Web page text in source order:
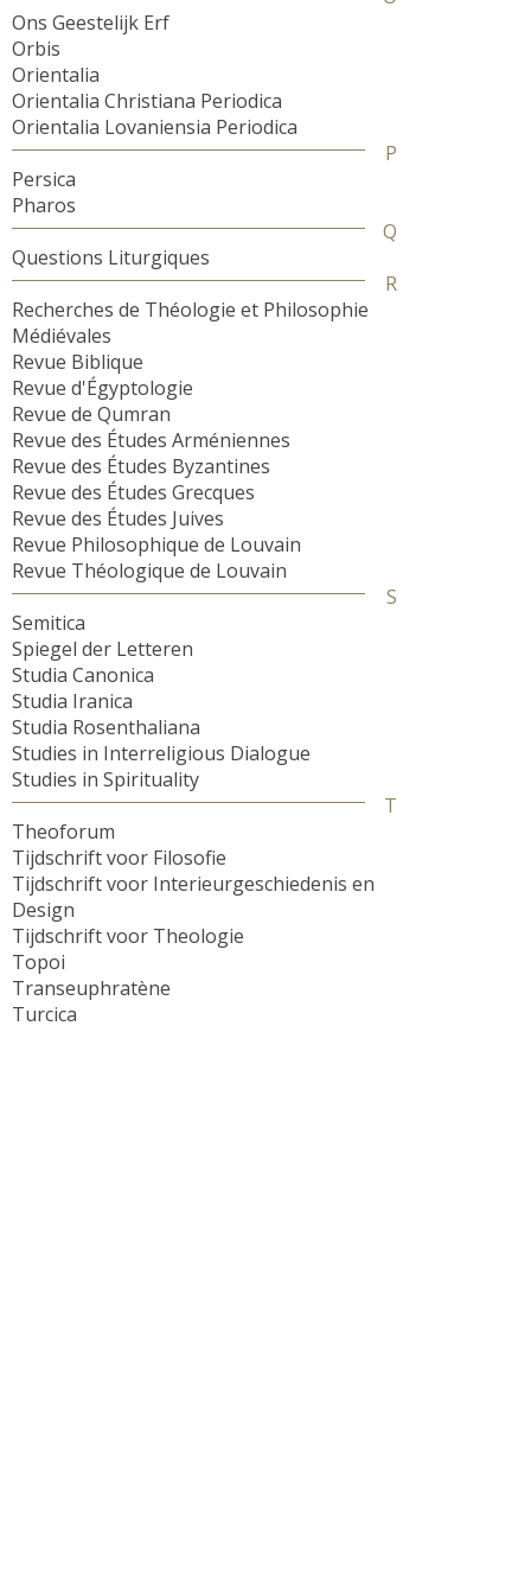
Ons Geestelijk Erf
Orbis
Orientalia
Orientalia Christiana Periodica
Orientalia Lovaniensia Periodica
P
Persica
Pharos
Q
Questions Liturgiques
R
Recherches de Théologie et Philosophie
Médiévales
Revue Biblique
Revue d'Égyptologie
Revue de Qumran
Revue des Études Arméniennes
Revue des Études Byzantines
Revue des Études Grecques
Revue des Études Juives
Revue Philosophique de Louvain
Revue Théologique de Louvain
S
Semitica
Spiegel der Letteren
Studia Canonica
Studia Iranica
Studia Rosenthaliana
Studies in Interreligious Dialogue
Studies in Spirituality
T
Theoforum
Tijdschrift voor Filosofie
Tijdschrift voor Interieurgeschiedenis en
Design
Tijdschrift voor Theologie
Topoi
Transeuphratène
Turcica